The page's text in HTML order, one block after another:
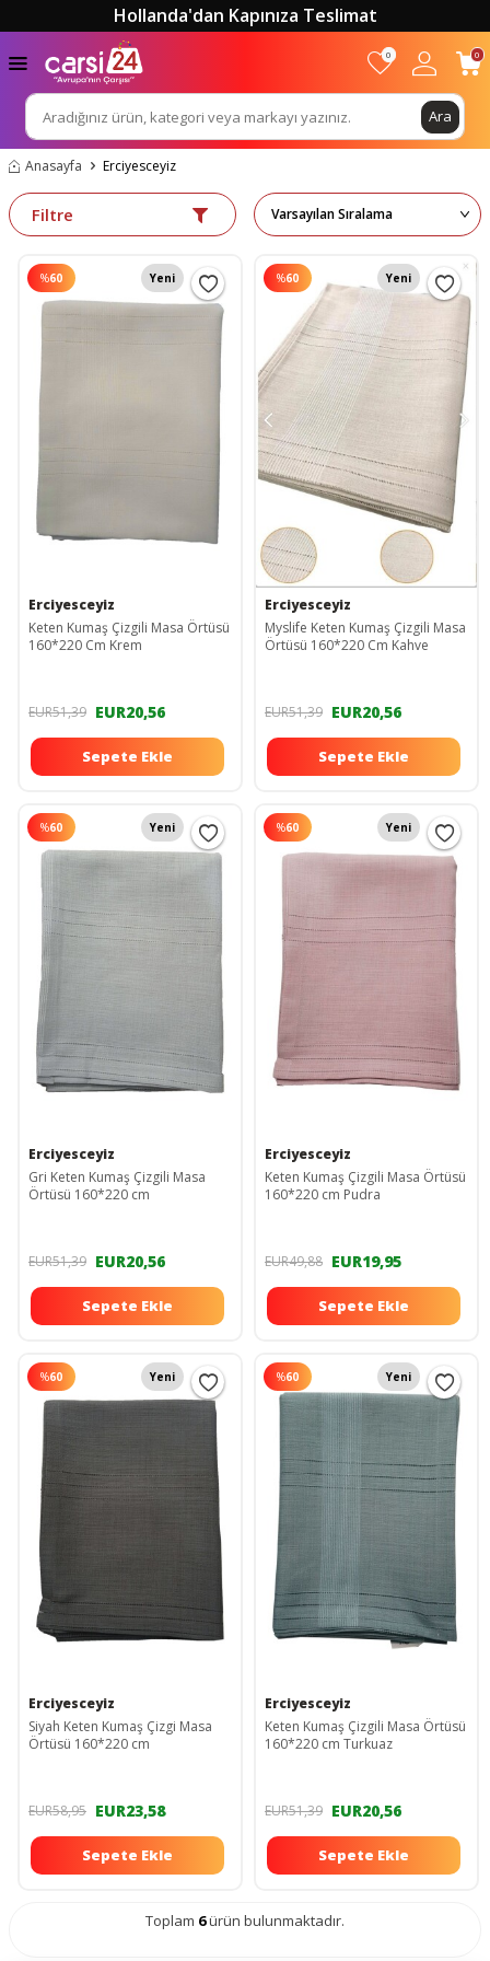
Hollanda'dan Kapınıza Teslimat
Ara
0 0
Anasayfa Erciyesceyiz
Filtre
%60 Yeni
Erciyesceyiz
Keten Kumaş Çizgili Masa Örtüsü
160*220 Cm Krem
EUR51,39 EUR20,56
Sepete Ekle
%60 Yeni
Erciyesceyiz
Myslife Keten Kumaş Çizgili Masa
Örtüsü 160*220 Cm Kahve
EUR51,39 EUR20,56
Sepete Ekle
%60 Yeni
Erciyesceyiz
Gri Keten Kumaş Çizgili Masa
Örtüsü 160*220 cm
EUR51,39 EUR20,56
Sepete Ekle
%60 Yeni
Erciyesceyiz
Keten Kumaş Çizgili Masa Örtüsü
160*220 cm Pudra
EUR49,88 EUR19,95
Sepete Ekle
%60 Yeni
Erciyesceyiz
Siyah Keten Kumaş Çizgi Masa
Örtüsü 160*220 cm
EUR58,95 EUR23,58
Sepete Ekle
%60 Yeni
Erciyesceyiz
Keten Kumaş Çizgili Masa Örtüsü
160*220 cm Turkuaz
EUR51,39 EUR20,56
Sepete Ekle
Toplam 6ürün bulunmaktadır.